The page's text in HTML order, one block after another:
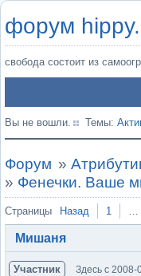
форум
свобода состоит из
Вы не вошли. Темы:
Форум »
» Фенечки. Ваше
Страницы Назад 1 …
Мишаня
Участник Здесь с 2008-